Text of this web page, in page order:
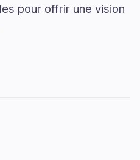
pour offrir une vision